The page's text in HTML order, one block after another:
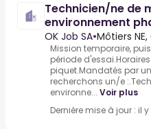
Technicien/ne de
environnement
OK Job SA•Môtiers NE,
Mission temporaire,
période
piquet.Mandatés par
recherchons un/e
environne... Voir plus
Dernière mise à jour : il